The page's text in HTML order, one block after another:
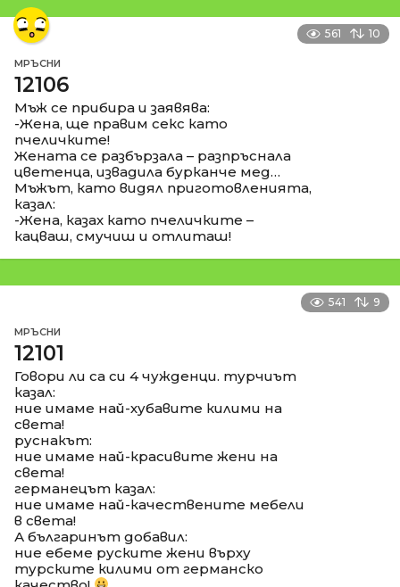
561 10
МРЪСНИ
12106
Мъж се прибира и заявява:
-Жена, ще правим секс като
пчеличките!
Жената се разбързала – разпръснала
цветенца, извадила бурканче мед…
Мъжът, като видял приготовленията,
казал:
-Жена, казах като пчеличките –
кацваш, смучиш и отлиташ!
541 9
МРЪСНИ
12101
Говори ли са си 4 чужденци. турчиът
казал:
ние имаме най-хубавите килими на
света!
руснакът:
ние имаме най-красивите жени на
света!
германецът казал:
ние имаме най-качествените мебели
в света!
А българинът добавил:
ние ебеме руските жени върху
турските килими от германско